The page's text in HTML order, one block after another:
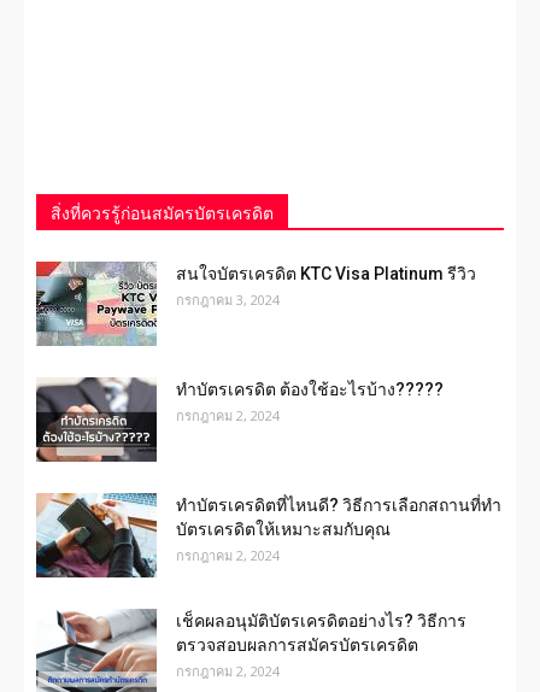
สิ่งที่ควรรู้ก่อนสมัครบัตรเครดิต
สนใจบัตรเครดิต KTC Visa Platinum รีวิว
กรกฎาคม 3, 2024
ทำบัตรเครดิต ต้องใช้อะไรบ้าง?????
กรกฎาคม 2, 2024
ทําบัตรเครดิตที่ไหนดี? วิธีการเลือกสถานที่ทำ
บัตรเครดิตให้เหมาะสมกับคุณ
กรกฎาคม 2, 2024
เช็คผลอนุมัติบัตรเครดิตอย่างไร? วิธีการ
ตรวจสอบผลการสมัครบัตรเครดิต
กรกฎาคม 2, 2024